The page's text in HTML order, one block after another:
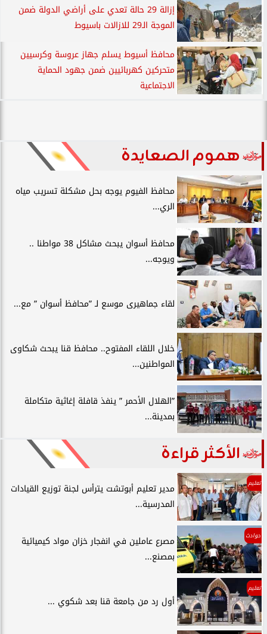
إزالة 29 حالة تعدي على أراضي الدولة ضمن
الموجة الـ29 للازالات باسيوط
محافظ أسيوط يسلم جهاز عروسة وكرسيين
متحركين كهربائيين ضمن جهود الحماية
الاجتماعية
هموم الصعايدة
محافظ الفيوم يوجه بحل مشكلة تسريب مياه
الري...
محافظ أسوان يبحث مشاكل 38 مواطنا ..
ويوجه...
لقاء جماهيرى موسع لـ ”محافظ أسوان ” مع...
خلال اللقاء المفتوح.. محافظ قنا يبحث شكاوى
المواطنين...
”الهلال الأحمر ” ينفذ قافلة إغاثية متكاملة
بمدينة...
الأكثر قراءة
تعليم
مدير تعليم أبوتشت يترأس لجنة توزيع القيادات
المدرسية...
حوادث
مصرع عاملين في انفجار خزان مواد كيميائية
بمصنع...
تعليم
أول رد من جامعة قنا بعد شكوي ...